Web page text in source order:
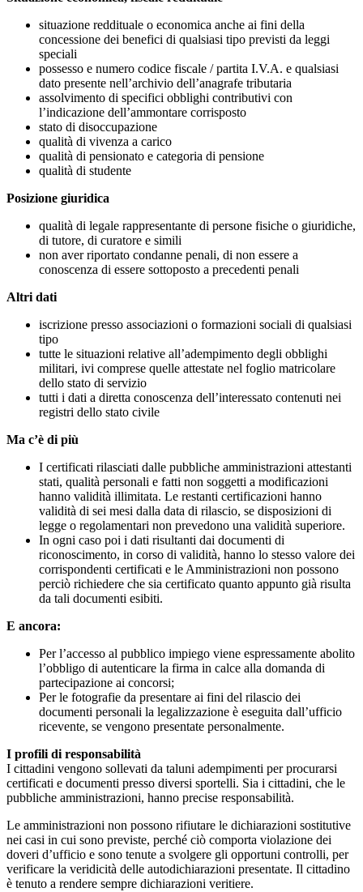
situazione reddituale o economica anche ai fini della
concessione dei benefici di qualsiasi tipo previsti da leggi
speciali
possesso e numero codice fiscale / partita I.V.A. e qualsiasi
dato presente nell’archivio dell’anagrafe tributaria
assolvimento di specifici obblighi contributivi con
l’indicazione dell’ammontare corrisposto
stato di disoccupazione
qualità di vivenza a carico
qualità di pensionato e categoria di pensione
qualità di studente
Posizione giuridica
qualità di legale rappresentante di persone fisiche o giuridiche,
di tutore, di curatore e simili
non aver riportato condanne penali, di non essere a
conoscenza di essere sottoposto a precedenti penali
Altri dati
iscrizione presso associazioni o formazioni sociali di qualsiasi
tipo
tutte le situazioni relative all’adempimento degli obblighi
militari, ivi comprese quelle attestate nel foglio matricolare
dello stato di servizio
tutti i dati a diretta conoscenza dell’interessato contenuti nei
registri dello stato civile
Ma c’è di più
I certificati rilasciati dalle pubbliche amministrazioni attestanti
stati, qualità personali e fatti non soggetti a modificazioni
hanno validità illimitata. Le restanti certificazioni hanno
validità di sei mesi dalla data di rilascio, se disposizioni di
legge o regolamentari non prevedono una validità superiore.
In ogni caso poi i dati risultanti dai documenti di
riconoscimento, in corso di validità, hanno lo stesso valore dei
corrispondenti certificati e le Amministrazioni non possono
perciò richiedere che sia certificato quanto appunto già risulta
da tali documenti esibiti.
E ancora:
Per l’accesso al pubblico impiego viene espressamente abolito
l’obbligo di autenticare la firma in calce alla domanda di
partecipazione ai concorsi;
Per le fotografie da presentare ai fini del rilascio dei
documenti personali la legalizzazione è eseguita dall’ufficio
ricevente, se vengono presentate personalmente.
I profili di responsabilità
I cittadini vengono sollevati da taluni adempimenti per procurarsi
certificati e documenti presso diversi sportelli. Sia i cittadini, che le
pubbliche amministrazioni, hanno precise responsabilità.
Le amministrazioni non possono rifiutare le dichiarazioni sostitutive
nei casi in cui sono previste, perché ciò comporta violazione dei
doveri d’ufficio e sono tenute a svolgere gli opportuni controlli, per
verificare la veridicità delle autodichiarazioni presentate. Il cittadino
è tenuto a rendere sempre dichiarazioni veritiere.